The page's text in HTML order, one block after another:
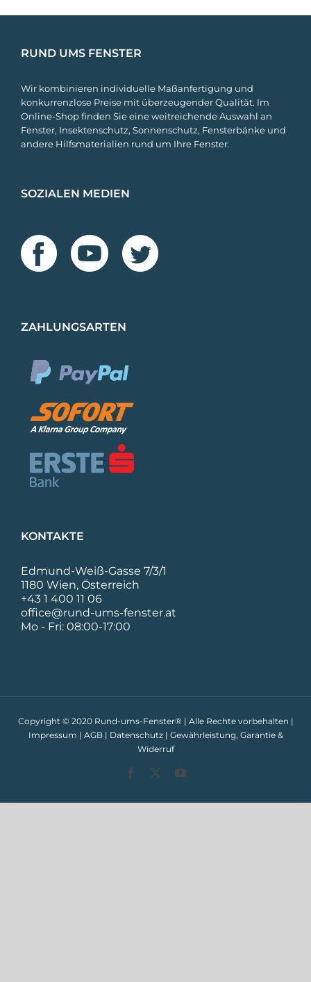
RUND UMS FENSTER
Wir kombinieren individuelle Maßanfertigung und
konkurrenzlose Preise mit überzeugender Qualität. Im
Online-Shop finden Sie eine weitreichende Auswahl an
Fenster, Insektenschutz, Sonnenschutz, Fensterbänke und
andere Hilfsmaterialien rund um Ihre Fenster.
SOZIALEN MEDIEN
ZAHLUNGSARTEN
KONTAKTE
Edmund-Weiß-Gasse 7/3/1
1180 Wien, Österreich
+43 1 400 11 06
office@rund-ums-fenster.at
Mo - Fri: 08:00-17:00
Copyright © 2020 Rund-ums-Fenster® | Alle Rechte vorbehalten |
Impressum | AGB| Datenschutz| Gewährleistung, Garantie &
Widerruf
Facebook YouTube